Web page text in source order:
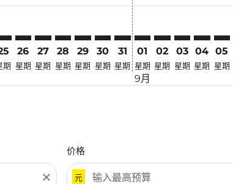
期
26
星期
27
星期
28
星期
29
星期
30
星期
31
星期
01
星期
9月
02
星期
03
星期
04
星期
05
星期
close
价格
元